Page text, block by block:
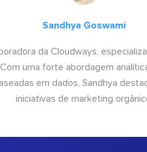
Sandhya Goswami
da Cloudways,
uma forte abordagem
em dados, Sandhya
iniciativas de marketing